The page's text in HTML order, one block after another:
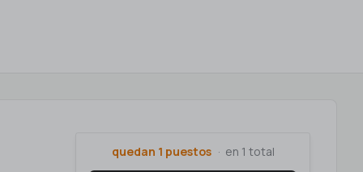
quedan 1 puestos en 1 total